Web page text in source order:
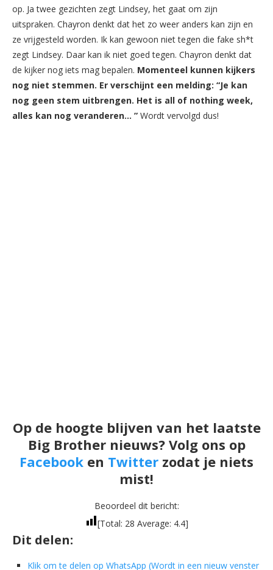
op. Ja twee gezichten zegt Lindsey, het gaat om zijn
uitspraken. Chayron denkt dat het zo weer anders kan zijn en
ze vrijgesteld worden. Ik kan gewoon niet tegen die fake sh*t
zegt Lindsey. Daar kan ik niet goed tegen. Chayron denkt dat
de kijker nog iets mag bepalen. Momenteel kunnen kijkers
nog niet stemmen. Er verschijnt een melding: “Je kan
nog geen stem uitbrengen. Het is all of nothing week,
alles kan nog veranderen… ” Wordt vervolgd dus!
Op de hoogte blijven van het laatste
Big Brother nieuws? Volg ons op
Facebook en Twitter zodat je niets
mist!
Beoordeel dit bericht:
[Total: 28 Average: 4.4]
Dit delen:
Klik om te delen op WhatsApp (Wordt in een nieuw venster